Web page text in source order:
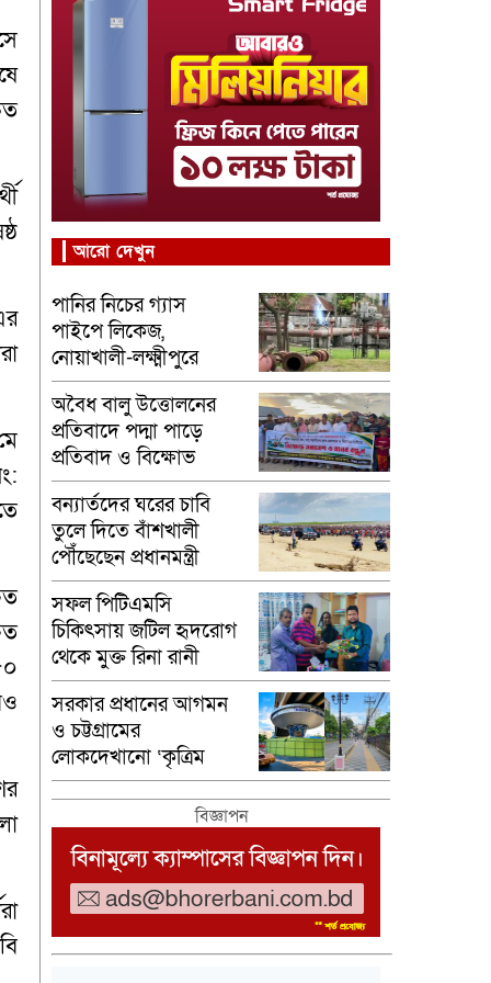
আরো দেখুন
পানির নিচের গ্যাস
পাইপে লিকেজ,
নোয়াখালী-লক্ষ্মীপুরে
সরবরাহ বন্ধ
অবৈধ বালু উত্তোলনের
প্রতিবাদে পদ্মা পাড়ে
প্রতিবাদ ও বিক্ষোভ
বন্যার্তদের ঘরের চাবি
তুলে দিতে বাঁশখালী
পৌঁছেছেন প্রধানমন্ত্রী
সফল পিটিএমসি
চিকিৎসায় জটিল হৃদরোগ
থেকে মুক্ত রিনা রানী
সরকার প্রধানের আগমন
ও চট্টগ্রামের
লোকদেখানো ‘কৃত্রিম
চাকচিক্য’
বিজ্ঞাপন